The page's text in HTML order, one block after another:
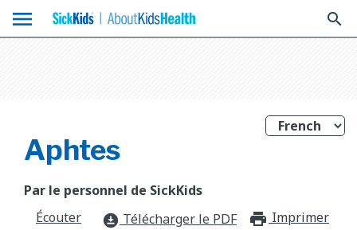
menu search
Aphtes
Par le personnel de SickKids
Écouter
download_for_offline Télécharger le PDF Imprimer